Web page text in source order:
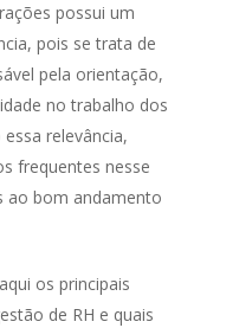
possui um
pois se trata de
pela orientação,
no trabalho dos
relevância,
frequentes nesse
ao bom andamento
os principais
de RH e quais